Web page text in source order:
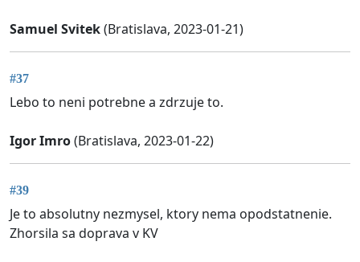
Samuel Svitek(Bratislava, 2023-01-21)
#37
Lebo to neni potrebne a zdrzuje to.
Igor Imro(Bratislava, 2023-01-22)
#39
Je to absolutny nezmysel, ktory nema opodstatnenie.
Zhorsila sa doprava v KV